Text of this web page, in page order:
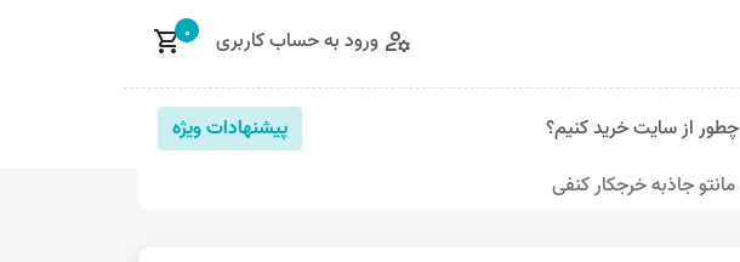
manage_accounts ورود به حساب کاربری shopping_cart0
چطور از سایت خرید کنیم؟
پیشنهادات ویژه
مانتو جاذبه خرجکار کنفی